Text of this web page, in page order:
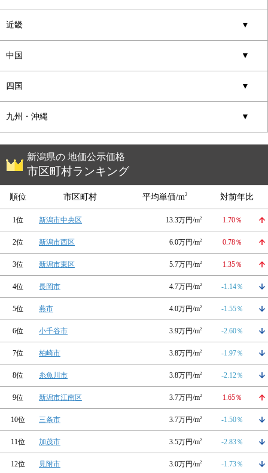
近畿 ▼
中国 ▼
四国 ▼
九州・沖縄 ▼
新潟県の 地価公示価格
市区町村ランキング
順位 市区町村 平均単価/m2 対前年比
1位 新潟市中央区 13.3万円/m2 1.70％
2位 新潟市西区 6.0万円/m2 0.78％
3位 新潟市東区 5.7万円/m2 1.35％
4位 長岡市 4.7万円/m2 -1.14％
5位 燕市 4.0万円/m2 -1.55％
6位 小千谷市 3.9万円/m2 -2.60％
7位 柏崎市 3.8万円/m2 -1.97％
8位 糸魚川市 3.8万円/m2 -2.12％
9位 新潟市江南区 3.7万円/m2 1.65％
10位 三条市 3.7万円/m2 -1.50％
11位 加茂市 3.5万円/m2 -2.83％
12位 見附市 3.0万円/m2 -1.73％